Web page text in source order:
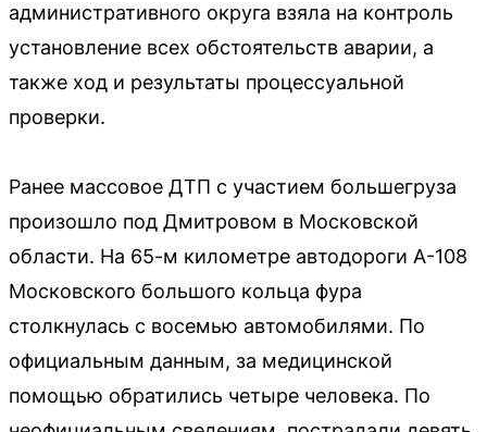
административного округа взяла на контроль
установление всех обстоятельств аварии, а
также ход и результаты процессуальной
проверки.
Ранее массовое ДТП с участием большегруза
произошло под Дмитровом в Московской
области. На 65-м километре автодороги А-108
Московского большого кольца фура
столкнулась с восемью автомобилями. По
официальным данным, за медицинской
помощью обратились четыре человека. По